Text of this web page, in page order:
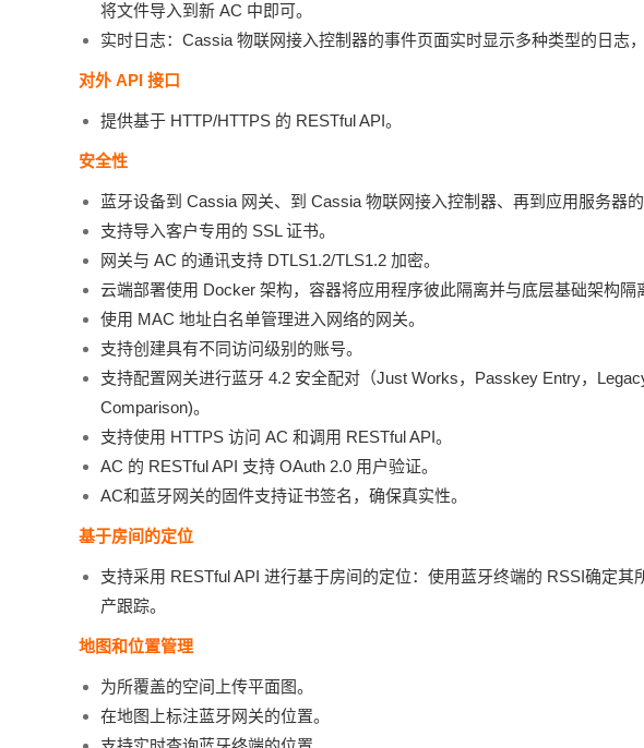
将文件导入到新 AC 中即可。
实时日志：Cassia 物联网接入控制器的事件页面实时显示多种类型的日志
对外 API 接口
提供基于 HTTP/HTTPS 的 RESTful API。
安全性
蓝牙设备到 Cassia 网关、到 Cassia 物联网接入控制器、再到应用服务器
支持导入客户专用的 SSL 证书。
网关与 AC 的通讯支持 DTLS1.2/TLS1.2 加密。
云端部署使用 Docker 架构，容器将应用程序彼此隔离并与底层基础架构隔
使用 MAC 地址白名单管理进入网络的网关。
支持创建具有不同访问级别的账号。
支持配置网关进行蓝牙 4.2 安全配对（Just Works，Passkey Entry，
Comparison)。
支持使用 HTTPS 访问 AC 和调用 RESTful API。
AC 的 RESTful API 支持 OAuth 2.0 用户验证。
AC和蓝牙网关的固件支持证书签名，确保真实性。
基于房间的定位
支持采用 RESTful API 进行基于房间的定位：使用蓝牙终端的 RSSI确定
产跟踪。
地图和位置管理
为所覆盖的空间上传平面图。
在地图上标注蓝牙网关的位置。